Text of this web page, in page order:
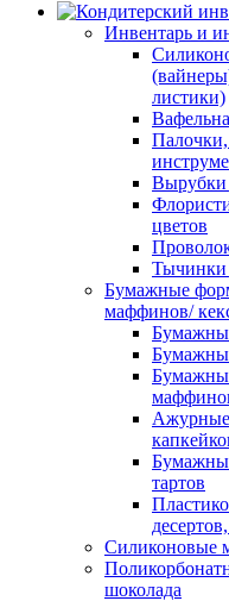
Инвентарь и
листики)
Вырубки
цветов
Тычинки
Бумажные
маффинов/
тартов
Силиконовые
шоколада